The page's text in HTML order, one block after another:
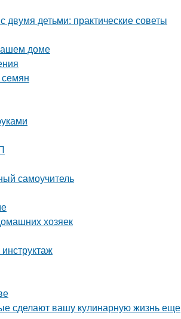
детьми: практические советы
доме
самоучитель
хозяек
сделают вашу кулинарную жизнь еще